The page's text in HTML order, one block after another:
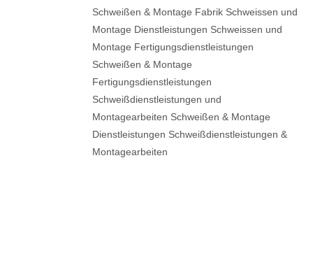
Schweißen & Montage Fabrik Schweissen und
Montage Dienstleistungen Schweissen und
Montage Fertigungsdienstleistungen
Schweißen & Montage
Fertigungsdienstleistungen
Schweißdienstleistungen und
Montagearbeiten Schweißen & Montage
Dienstleistungen Schweißdienstleistungen &
Montagearbeiten